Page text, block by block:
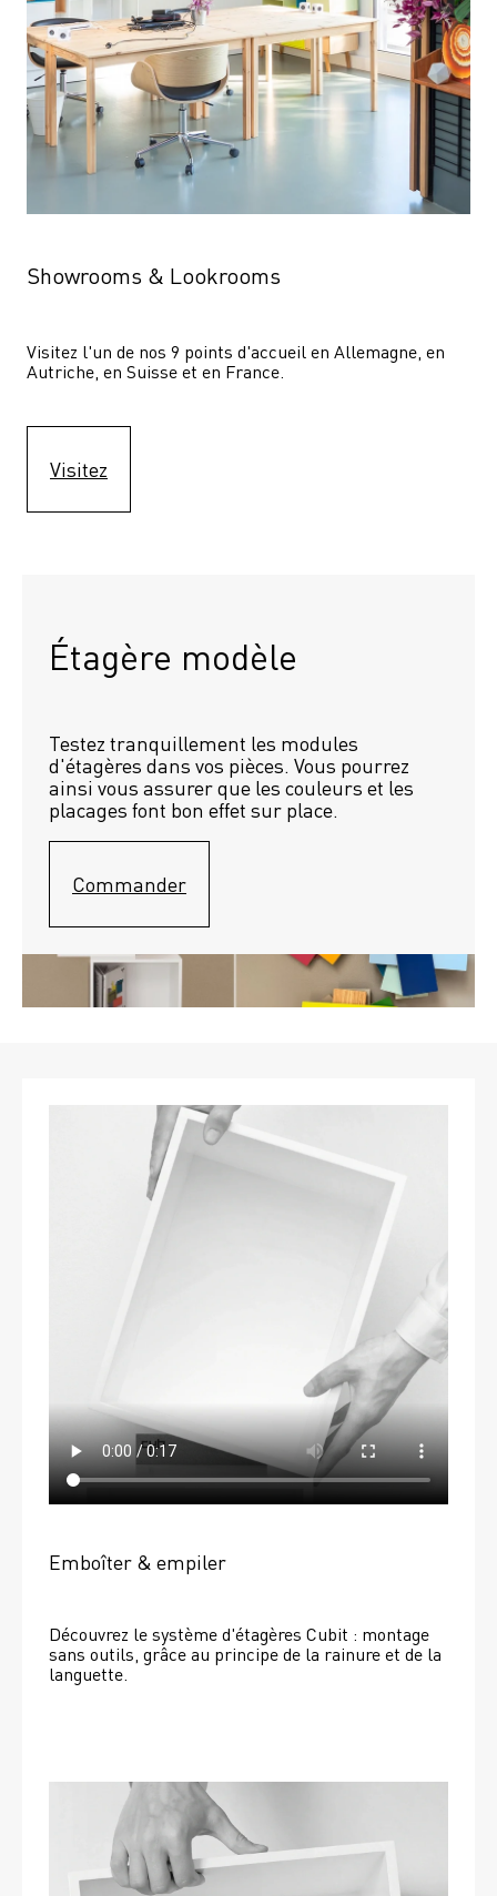
Showrooms & Lookrooms
Visitez l'un de nos 9 points d'accueil en Allemagne, en
Autriche, en Suisse et en France.
Visitez
Étagère modèle
Testez tranquillement les modules
d'étagères dans vos pièces. Vous pourrez
ainsi vous assurer que les couleurs et les
placages font bon effet sur place.
Commander
Emboîter & empiler
Découvrez le système d'étagères Cubit : montage
sans outils, grâce au principe de la rainure et de la
languette.